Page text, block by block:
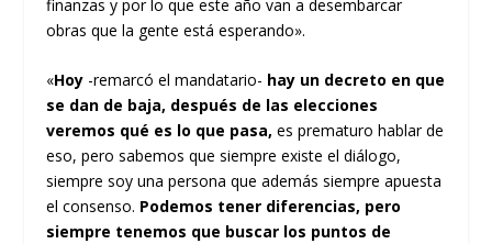
finanzas y por lo que este año van a desembarcar
obras que la gente está esperando».
«Hoy -remarcó el mandatario- hay un decreto en que
se dan de baja, después de las elecciones
veremos qué es lo que pasa, es prematuro hablar de
eso, pero sabemos que siempre existe el diálogo,
siempre soy una persona que además siempre apuesta
el consenso. Podemos tener diferencias, pero
siempre tenemos que buscar los puntos de